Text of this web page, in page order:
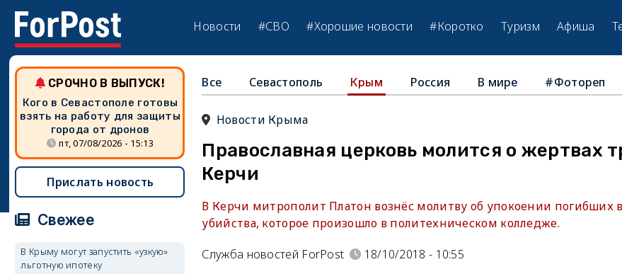
Новости #СВО #Хорошие новости #Коротко Туризм Афиша
Все Севастополь Крым Россия В мире #Фотореп
Новости Крыма
Православная церковь молится о жертвах
Керчи
В Керчи митрополит Платон вознёс молитву об упокоении погибших
убийства, которое произошло в политехническом колледже.
Служба новостей ForPost
18/10/2018 - 10:55
СРОЧНО В ВЫПУСК!
Кого в Севастополе готовы
взять на работу для защиты
города от дронов
пт, 07/08/2026 - 15:13
Прислать новость
Свежее
В Крыму могут запустить «узкую»
льготную ипотеку